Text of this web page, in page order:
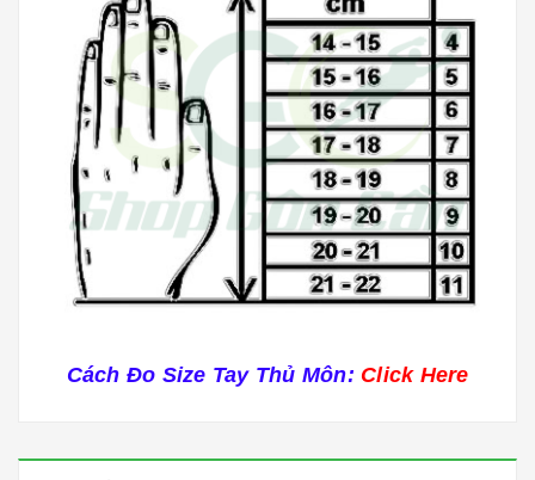
Cách Đo Size Tay Thủ Môn: Click Here